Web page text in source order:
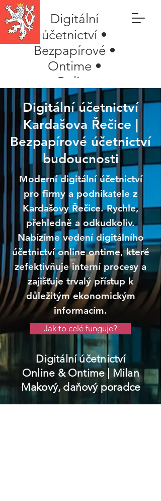
Digitální
účetnictví •
Bezpapírové •
Ontime •
Online
Digitální účetnictví
Kardašova Řečice |
Bezpapírové účetnictví
budoucnosti
Moderní digitální účetnictví
pro firmy a podnikatele z
Kardašovy Řečice. Rychle,
přehledně a odkudkoliv.
Nabízíme vedení digitálního
účetnictví online ontime, které
zefektivňuje interní procesy a
zajišťuje trvalý přístup k
důležitým ekonomickým
informacím.
Jak to celé funguje?
Digitální účetnictví
Online & Ontime| Milan
Makový, daňový poradce